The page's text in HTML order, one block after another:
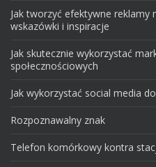
Jak tworzyć efektywne reklamy
wskazówki i inspiracje
Jak skutecznie wykorzystać
społecznościowych
Jak wykorzystać social media
Rozpoznawalny znak
Telefon komórkowy kontra